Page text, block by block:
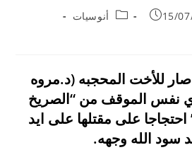
15/
Postأنوسيات
صار للأخت المحجبه (د.مروه
نفس الموقف من “الصريخ
احتجاجا على مقتلها على ايد
سود الله وجهه.